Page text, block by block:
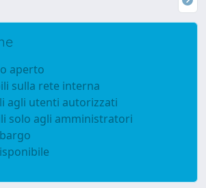
aperto
sulla rete interna
agli utenti autorizzati
solo agli amministratori